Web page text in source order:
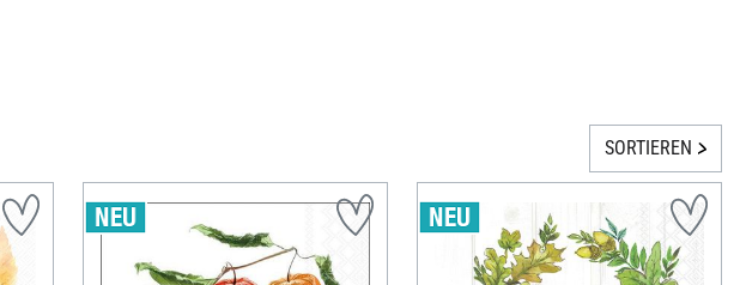
SORTIEREN